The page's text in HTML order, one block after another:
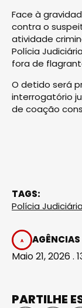
Face à
contra o
atividade
Polícia
fora de
O detido será
interrogatório
de coação
TAGS:
Polícia Judiciária
AGÊNCIAS
Maio 21, 2026 .
PARTILHE